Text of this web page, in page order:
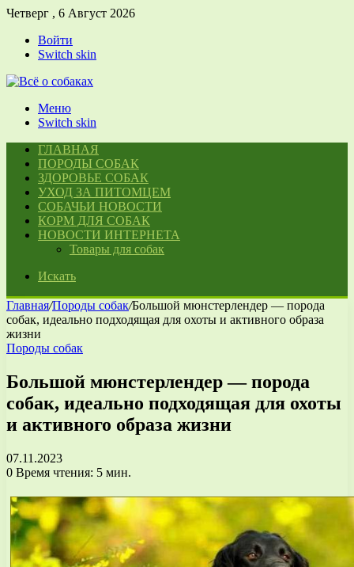
Четверг , 6 Август 2026
Войти
Switch skin
Меню
Switch skin
ГЛАВНАЯ
ПОРОДЫ СОБАК
ЗДОРОВЬЕ СОБАК
УХОД ЗА ПИТОМЦЕМ
СОБАЧЬИ НОВОСТИ
КОРМ ДЛЯ СОБАК
НОВОСТИ ИНТЕРНЕТА
Товары для собак
Искать
Главная/Породы собак/Большой мюнстерлендер — порода
собак, идеально подходящая для охоты и активного образа
жизни
Породы собак
Большой мюнстерлендер — порода
собак, идеально подходящая для охоты
и активного образа жизни
07.11.2023
0 Время чтения: 5 мин.